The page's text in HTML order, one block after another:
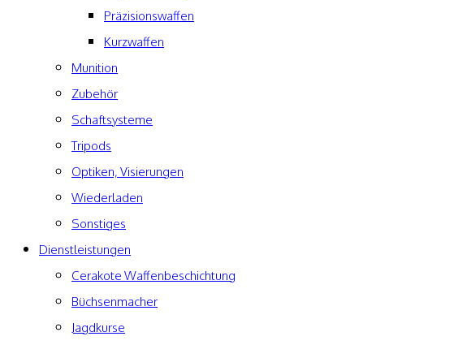
Präzisionswaffen
Kurzwaffen
Munition
Zubehör
Schaftsysteme
Tripods
Optiken, Visierungen
Wiederladen
Sonstiges
Dienstleistungen
Cerakote Waffenbeschichtung
Büchsenmacher
Jagdkurse